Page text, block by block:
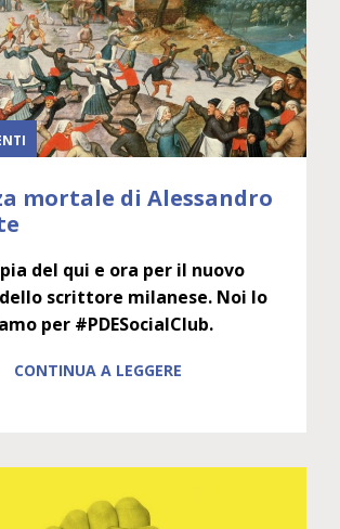
mortale di Alessandro
del qui e ora per il nuovo
scrittore milanese. Noi lo
per #PDESocialClub.
CONTINUA A LEGGERE